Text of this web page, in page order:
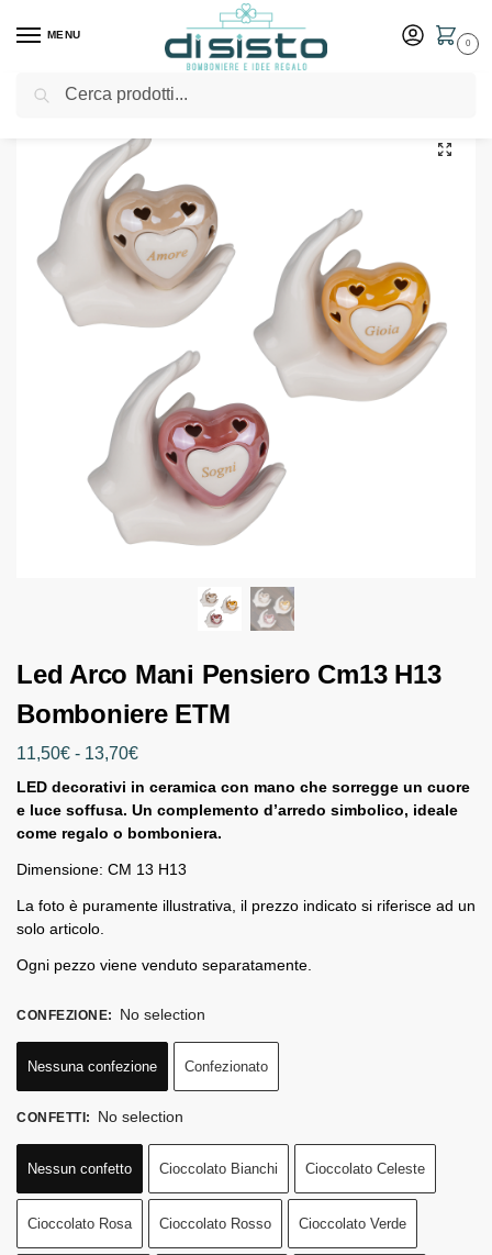
MENU
0
Home Shop Bomboniere
Led Arco Mani Pensiero Cm13 H13
Bomboniere ETM
11,50€ - 13,70€
LED decorativi in ceramica con mano che sorregge un cuore
e luce soffusa. Un complemento d’arredo simbolico, ideale
come regalo o bomboniera.
Dimensione: CM 13 H13
La foto è puramente illustrativa, il prezzo indicato si riferisce ad un
solo articolo.
Ogni pezzo viene venduto separatamente.
CONFEZIONE: No selection
Nessuna confezione Confezionato
CONFETTI: No selection
Nessun confetto Cioccolato Bianchi Cioccolato Celeste
Cioccolato Rosa Cioccolato Rosso Cioccolato Verde